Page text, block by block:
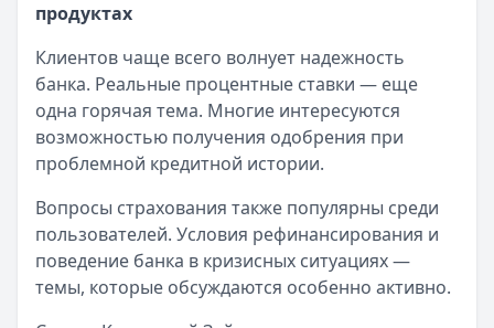
продуктах
Клиентов чаще всего волнует надежность
банка. Реальные процентные ставки — еще
одна горячая тема. Многие интересуются
возможностью получения одобрения при
проблемной кредитной истории.
Вопросы страхования также популярны среди
пользователей. Условия рефинансирования и
поведение банка в кризисных ситуациях —
темы, которые обсуждаются особенно активно.